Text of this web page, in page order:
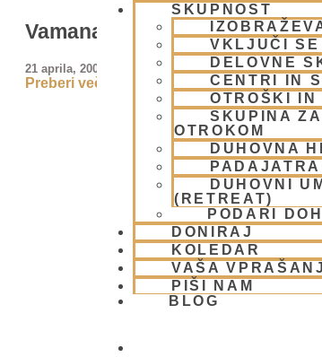
SKUPNOST
VKLJUČI SE
DELOVNE
CENTRI IN
OTROŠKI IN
SKUPINA
OTROKOM
DUHOVNA
PADAJATRA
DUHOVNI
(RETREAT)
PODARI
DONIRAJ
KOLEDAR
VAŠA
PIŠI NAM
BLOG
Vamana
21 aprila, 2009
Preberi več »